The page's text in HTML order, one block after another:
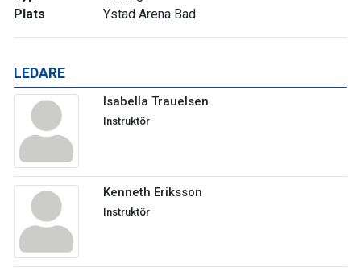
Plats
Ystad Arena Bad
LEDARE
Isabella Trauelsen
Instruktör
Kenneth Eriksson
Instruktör